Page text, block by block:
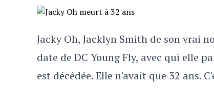
Jacky Oh, Jacklyn Smith de son vrai
date de DC Young Fly, avec qui elle
est décédée. Elle n'avait que 32 ans.